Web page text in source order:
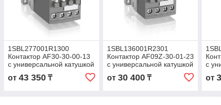
1SBL277001R1300
Контактор AF30-30-00-13
с универсальной катушкой
управления 100-
250BAC/DC
от 43 350 ₸
1SBL136001R2301
Контактор AF09Z-30-01-23
с универсальной катушкой
управления 100-
250BAC/DC
от 30 400₸
с
от